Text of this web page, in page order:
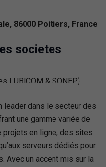
86000 Poitiers, France
societes
leader dans le secteur des
une gamme variée de
en ligne, des sites
serveurs dédiés pour
Avec un accent mis sur la